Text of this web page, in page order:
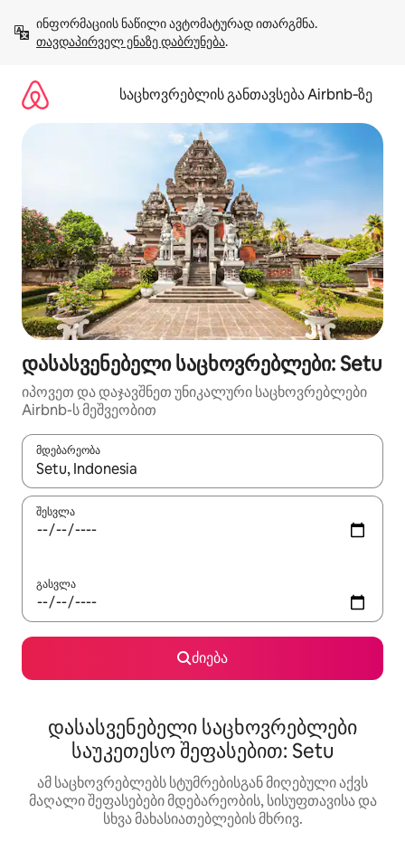
გადასვლა
თავდაპირველ ენაზე დაბრუნება.
საცხოვრებლის განთავსება Airbnb‑ზე
დასასვენებელი საცხოვრებლები: Setu
იპოვეთ და დაჯავშნეთ უნიკალური საცხოვრებლები
Airbnb-ს მეშვეობით
მდებარეობა
როცა შედეგები ხელმისაწვდომი გახდება, ნავიგაციისთვის
შესვლა
გასვლა
ძიება
დასასვენებელი საცხოვრებლები
საუკეთესო შეფასებით: Setu
ამ საცხოვრებლებს სტუმრებისგან მიღებული აქვს
მაღალი შეფასებები მდებარეობის, სისუფთავისა და
სხვა მახასიათებლების მხრივ.